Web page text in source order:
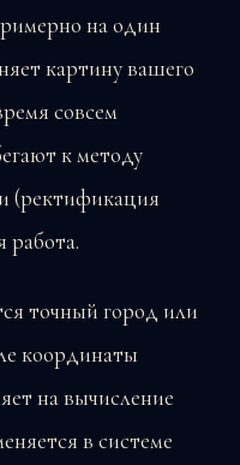
на один
картину вашего
совсем
к методу
(ректификация
работа.
точный город или
координаты
на вычисление
в системе